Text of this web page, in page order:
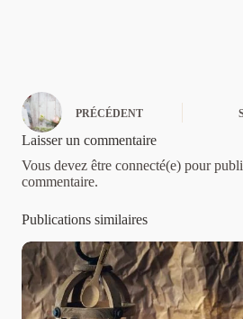
PRÉCÉDENT
Laisser un commentaire
Vous devez être connecté(e) pour
commentaire.
Publications similaires